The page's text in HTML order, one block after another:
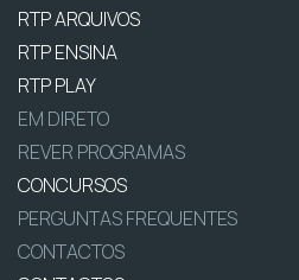
RTP ARQUIVOS
RTP ENSINA
RTP PLAY
EM DIRETO
REVER PROGRAMAS
CONCURSOS
PERGUNTAS FREQUENTES
CONTACTOS